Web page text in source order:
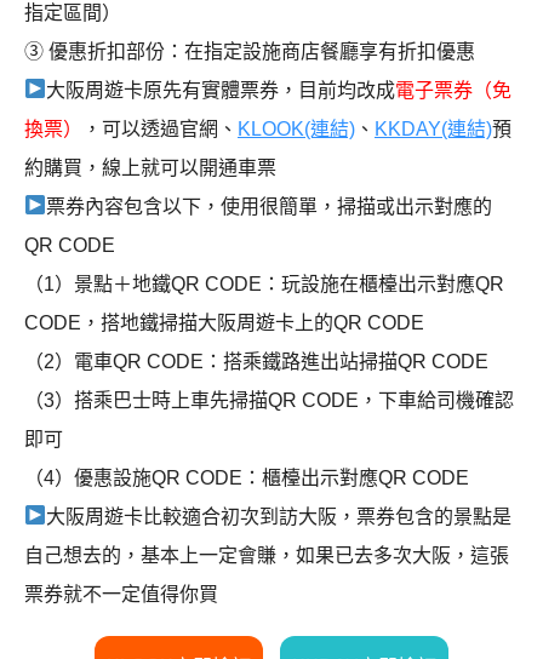
指定區間）
③ 優惠折扣部份：在指定設施商店餐廳享有折扣優惠
大阪周遊卡原先有實體票券，目前均改成電子票券（免
換票）
，可以透過官網、 KLOOK(連結) 、 KKDAY(連結)預
約購買，線上就可以開通車票
票券內容包含以下，使用很簡單，掃描或出示對應的
QR CODE
（1）景點＋地鐵QR CODE：玩設施在櫃檯出示對應QR
CODE，搭地鐵掃描大阪周遊卡上的QR CODE
（2）電車QR CODE：搭乘鐵路進出站掃描QR CODE
（3）搭乘巴士時上車先掃描QR CODE，下車給司機確認
即可
（4）優惠設施QR CODE：櫃檯出示對應QR CODE
大阪周遊卡比較適合初次到訪大阪，票券包含的景點是
自己想去的，基本上一定會賺，如果已去多次大阪，這張
票券就不一定值得你買